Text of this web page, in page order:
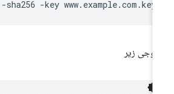
-sha256 -key www.example.com.key
زیر